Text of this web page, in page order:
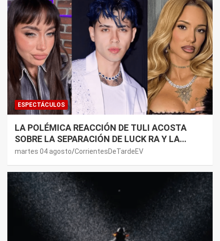
ESPECTÁCULOS
LA POLÉMICA REACCIÓN DE TULI ACOSTA
SOBRE LA SEPARACIÓN DE LUCK RA Y LA
JOAQUI: “¿MI VERDAD?”
martes 04 agosto CorrientesDeTardeEV